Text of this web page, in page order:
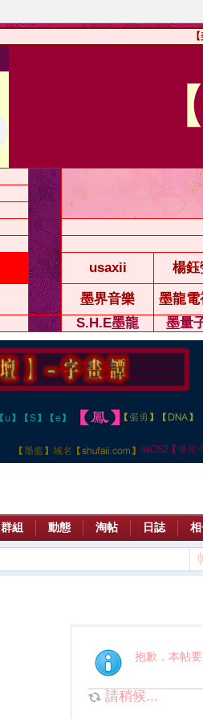
usaxii 楊鈺
墨界音樂 墨龍電
S.H.E墨龍 墨量
群組 動態 淘帖 日誌
抱歉，本帖
請稍候...